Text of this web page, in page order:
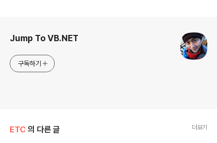
Jump To VB.NET
구독하기
ETC 의 다른 글 더보기